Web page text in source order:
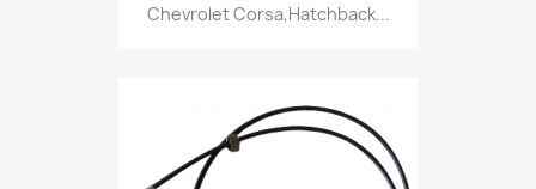
Chevrolet Corsa,Hatchback...